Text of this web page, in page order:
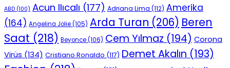
ABD (100) Acun Ilıcalı (177) Adriana Lima (112) Amerika
(164) Angelina Jolie(105) Arda Turan (206) Beren
Saat (218) Beyonce(106) Cem Yılmaz (194) Corona
Virüs (134) Cristiano Ronaldo (117) Demet Akalın (193)